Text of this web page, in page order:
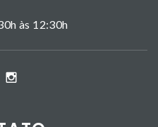
às 12:30h